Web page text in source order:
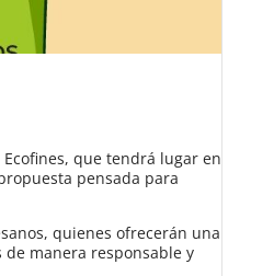
que tendrá lugar en
pensada para
quienes ofrecerán una
manera responsable y